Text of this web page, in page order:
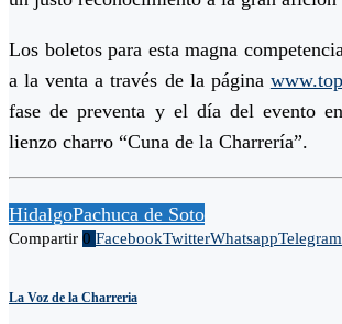
Los boletos para esta magna
a la venta a través de la página
fase de preventa y el día del evento
lienzo charro “Cuna de la Charrería”.
HidalgoPachuca de Soto
Compartir 0 FacebookTwitterWhatsappTelegram
La Voz de la Charreria